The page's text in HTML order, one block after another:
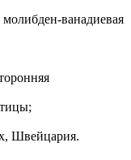
молибден-ванадиевая
Швейцария.